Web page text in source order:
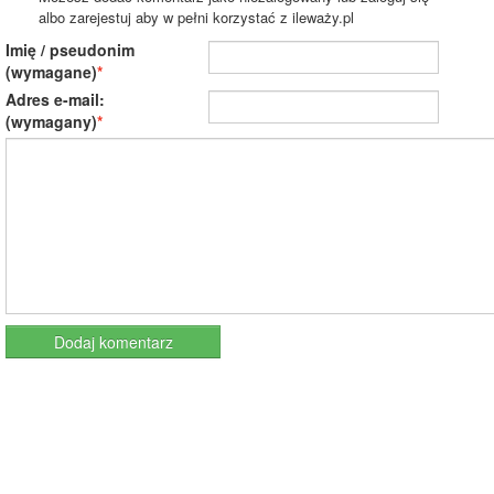
albo zarejestuj aby w pełni korzystać z ileważy.pl
Imię / pseudonim
(wymagane)
Adres e-mail:
(wymagany)